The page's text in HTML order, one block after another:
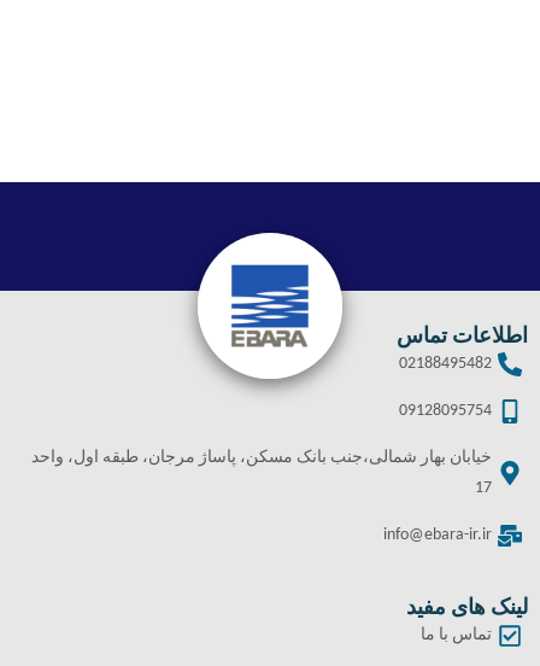
اطلاعات تماس
02188495482
09128095754
خیابان بهار شمالی،جنب بانک مسکن، پاساژ مرجان، طبقه اول، واحد
17
info@ebara-ir.ir
لینک های مفید
تماس با ما